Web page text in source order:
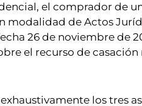
el comprador de
modalidad de Actos
26 de noviembre de
el recurso de casación
los tres